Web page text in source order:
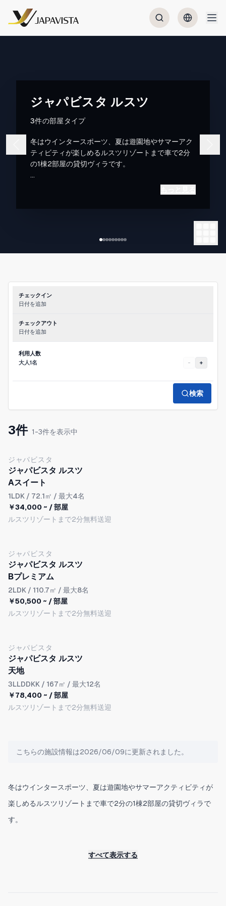
ジャパビスタ ルスツ
3件の部屋タイプ
冬はウインタースポーツ、夏は遊園地やサマーアク
ティビティが楽しめるルスツリゾートまで車で2分
の1棟2部屋の貸切ヴィラです。
札幌や新千歳空港からルスツリゾートまではバスや
車で2分のルスツリゾート周辺にコンビニ、飲食店
が複数ございます。
-ご夕食は系
チェックイン
日付を追加
チェックアウト
日付を追加
利用人数
大人1名
- +
検索
3件 1-3件を表示中
ジャパビスタ
ジャパビスタ ルスツ
Aスイート
1LDK / 72.1㎡ / 最大4名
￥34,000 ~ / 部屋
ルスツリゾートまで2分無料送迎
ジャパビスタ
ジャパビスタ ルスツ
Bプレミアム
2LDK / 110.7㎡ / 最大8名
￥50,500 ~ / 部屋
ルスツリゾートまで2分無料送迎
ジャパビスタ
ジャパビスタ ルスツ
天地
3LLDDKK / 167㎡ / 最大12名
￥78,400 ~ / 部屋
ルスツリゾートまで2分無料送迎
こちらの施設情報は2026/06/09に更新されました。
冬はウインタースポーツ、夏は遊園地やサマーアクティビティが
楽しめるルスツリゾートまで車で2分の1棟2部屋の貸切ヴィラで
す。
札幌や新千歳空港からルスツリゾートまではバスや車で90-120分
すべて表示する